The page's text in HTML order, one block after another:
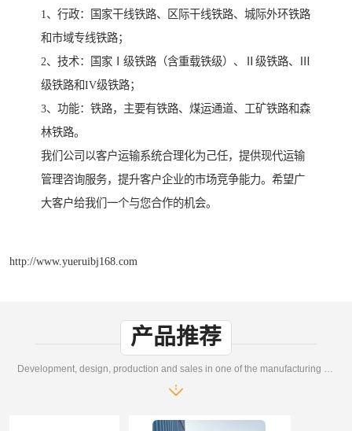
1、行政：国家干线铁路、区际干线铁路、城际外环铁路
和市域专线铁路；
2、技术：国家Ⅰ级铁路（含重载铁级）、Ⅱ级铁路、Ⅲ
级铁路和IV级铁路；
3、功能：铁路，主要有铁路、煤运通道、工矿铁路和森
林铁路。
我们公司以客户运输系统合理化为己任，提供现代运输
管理咨询服务，提升客户企业的市场竞争能力。希望广
大客户给我们一个与您合作的机会。
http://www.yueruibj168.com
产品推荐
Development, design, production and sales in one of the manufacturing enterprises